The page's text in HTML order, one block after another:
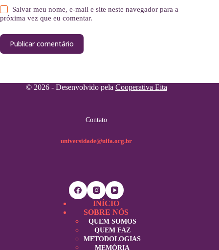
Salvar meu nome, e-mail e site neste navegador para a
próxima vez que eu comentar.
Publicar comentário
© 2026 - Desenvolvido pela Cooperativa Eita
Contato
universidade@ulfa.org.br
INÍCIO
SOBRE NÓS
QUEM SOMOS
QUEM FAZ
METODOLOGIAS
MEMÓRIA